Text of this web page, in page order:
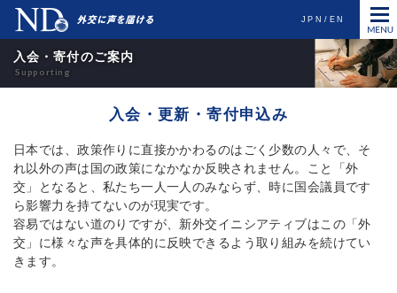
JPN EN
入会・寄付のご案内
入会・更新・寄付申込み
日本では、政策作りに直接かかわるのはごく少数の人々で、そ
れ以外の声は国の政策になかなか反映されません。こと「外
交」となると、私たち一人一人のみならず、時に国会議員です
ら影響力を持てないのが現実です。
容易ではない道のりですが、新外交イニシアティブはこの「外
交」に様々な声を具体的に反映できるよう取り組みを続けてい
きます。